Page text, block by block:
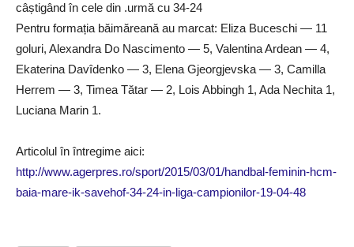
câștigând în cele din .urmă cu 34-24
Pentru formația băimăreană au marcat: Eliza Buceschi — 11
goluri, Alexandra Do Nascimento — 5, Valentina Ardean — 4,
Ekaterina Davîdenko — 3, Elena Gjeorgjevska — 3, Camilla
Herrem — 3, Timea Tătar — 2, Lois Abbingh 1, Ada Nechita 1,
Luciana Marin 1.
Articolul în întregime aici:
http://www.agerpres.ro/sport/2015/03/01/handbal-feminin-hcm-
baia-mare-ik-savehof-34-24-in-liga-campionilor-19-04-48